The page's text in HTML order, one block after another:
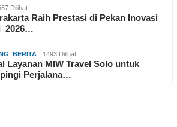
Dilihat
Raih Prestasi di Pekan Inovasi
2026…
BERITA 1493 Dilihat
Layanan MIW Travel Solo untuk
Perjalana…